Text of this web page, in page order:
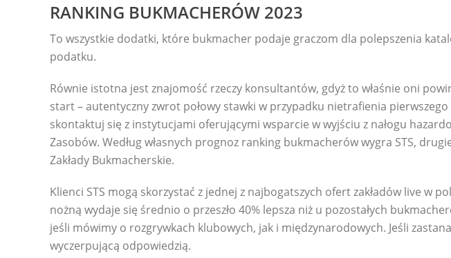
RANKING BUKMACHERÓW 2023
To wszystkie dodatki, które bukmacher podaje graczom dla polepszenia
podatku.
Równie istotna jest znajomość rzeczy konsultantów, gdyż to właśnie oni
start – autentyczny zwrot połowy stawki w przypadku nietrafienia
skontaktuj się z instytucjami oferującymi wsparcie w wyjściu z nałogu
Zasobów. Według własnych prognoz ranking bukmacherów wygra STS,
Zakłady Bukmacherskie.
Klienci STS mogą skorzystać z jednej z najbogatszych ofert zakładów live w
nożną wydaje się średnio o przeszło 40% lepsza niż u pozostałych
jeśli mówimy o rozgrywkach klubowych, jak i międzynarodowych. Jeśli
wyczerpującą odpowiedzią.